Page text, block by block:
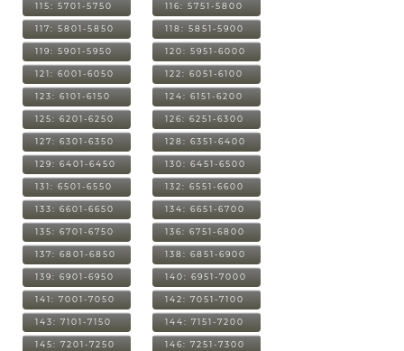
115: 5701-5750 116: 5751-5800
117: 5801-5850 118: 5851-5900
119: 5901-5950 120: 5951-6000
121: 6001-6050 122: 6051-6100
123: 6101-6150 124: 6151-6200
125: 6201-6250 126: 6251-6300
127: 6301-6350 128: 6351-6400
129: 6401-6450 130: 6451-6500
131: 6501-6550 132: 6551-6600
133: 6601-6650 134: 6651-6700
135: 6701-6750 136: 6751-6800
137: 6801-6850 138: 6851-6900
139: 6901-6950 140: 6951-7000
141: 7001-7050 142: 7051-7100
143: 7101-7150 144: 7151-7200
145: 7201-7250 146: 7251-7300